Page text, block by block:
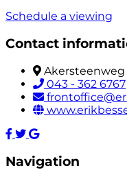
Schedule a viewing
Contact
Akersteenweg
043 - 362 6767
Navigation